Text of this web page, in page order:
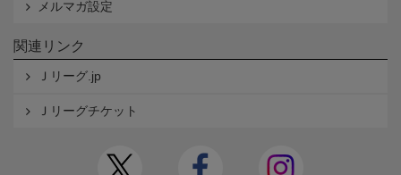
メルマガ設定
関連リンク
Ｊリーグ.jp
Ｊリーグチケット